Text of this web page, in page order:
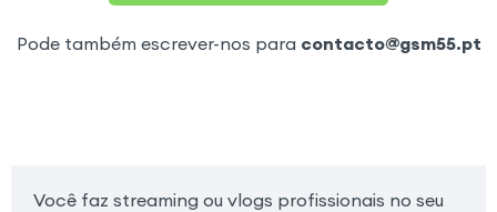
Pode também escrever-nos para contacto@gsm55.pt
Você faz streaming ou vlogs profissionais no seu